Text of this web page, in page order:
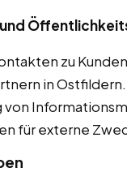
zu
in Ostfildern.
für externe